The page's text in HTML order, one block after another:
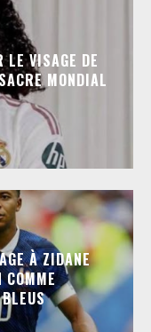
LE VISAGE DE
MONDIAL
À ZIDANE
COMME